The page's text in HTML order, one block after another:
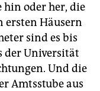
hin oder her, die
ersten Häusern
sind es bis
der Universität
Und die
Amtsstube aus